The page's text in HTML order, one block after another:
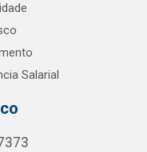
Salarial